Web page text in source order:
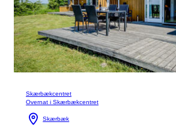
Skærbækcentret
Overnat i Skærbækcentret
Skærbæk